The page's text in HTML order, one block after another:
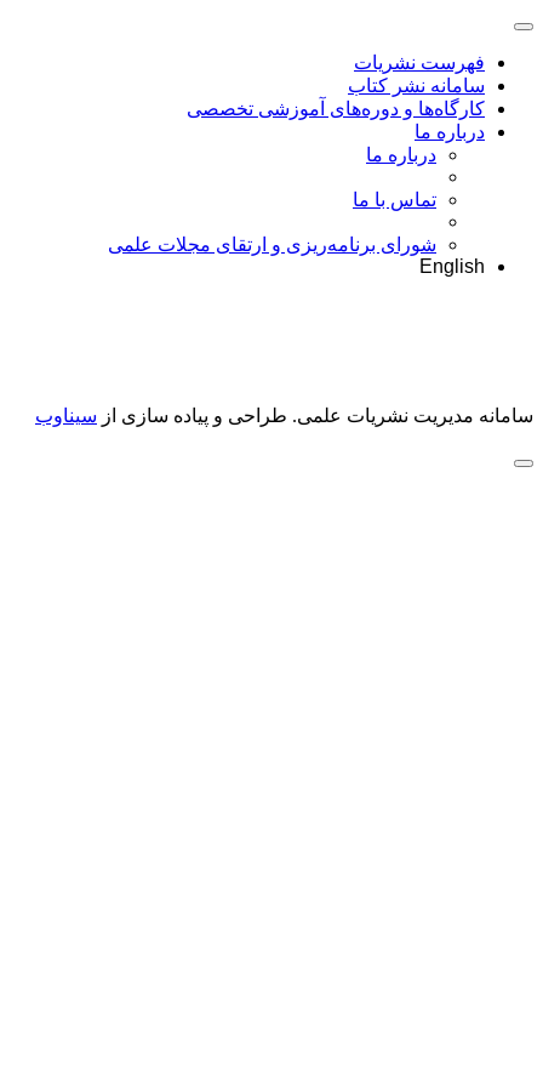
فهرست نشریات
سامانه نشر کتاب
کارگاه‌ها و دوره‌های آموزشی تخصصی
درباره ما
درباره ما
تماس با ما
شورای برنامه‌ریزی و ارتقای مجلات علمی
English
سامانه مدیریت نشریات علمی. طراحی و پیاده سازی از سیناوب